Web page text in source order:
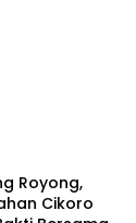
Royong,
Cikoro